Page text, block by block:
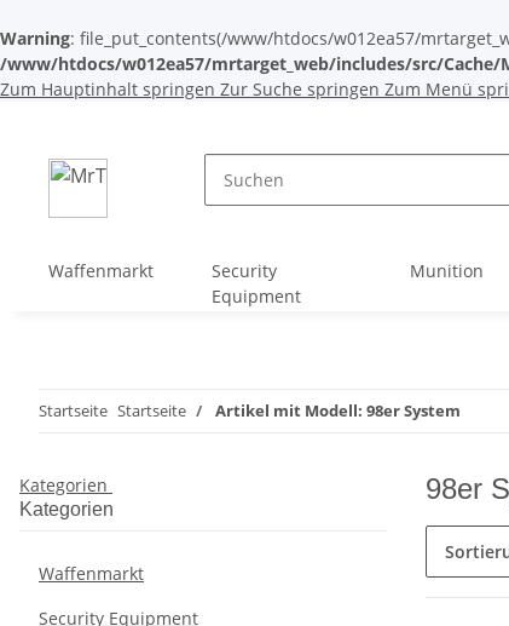
Warning: file_put_contents(/www/htdocs/w012ea57/
/www/htdocs/w012ea57/mrtarget_web/includes/src/Cache/
Zum Hauptinhalt springen Zur Suche springen Zum Menü
Waffenmarkt
Security
Equipment
Munition
Startseite Startseite Artikel mit Modell: 98er System
98er
Kategorien
Kategorien
Waffenmarkt
Security Equipment